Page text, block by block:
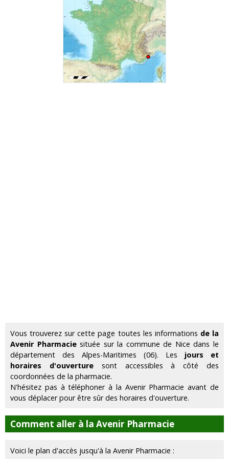
Vous trouverez sur cette page toutes les informations de la
Avenir Pharmaciesituée sur la commune de Nice dans le
département des Alpes-Maritimes (06). Les jours et
horaires d'ouverturesont accessibles à côté des
coordonnées de la pharmacie.
N'hésitez pas à téléphoner à la Avenir Pharmacie avant de
vous déplacer pour être sûr des horaires d'ouverture.
Comment aller à la Avenir Pharmacie
Voici le plan d'accès jusqu'à la Avenir Pharmacie :